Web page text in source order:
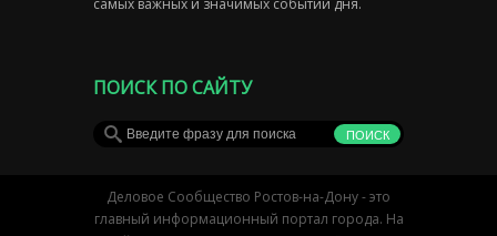
самых важных и значимых событий дня.
ПОИСК ПО САЙТУ
Деловое Сообщество Ростов-на-Дону - это
главный информационный портал города. На